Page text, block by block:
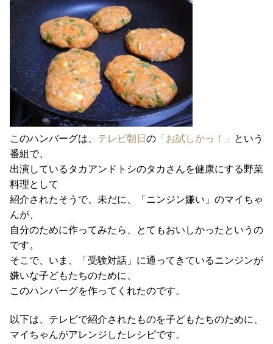
このハンバーグは、 テレビ朝日の 「お試しかっ！」 という
番組で、
出演しているタカアンドトシのタカさんを健康にする野菜
料理として
紹介されたそうで、未だに、「ニンジン嫌い」のマイちゃ
んが、
自分のために作ってみたら、とてもおいしかったというの
です。
そこで、いま、「受験対話」に通ってきているニンジンが
嫌いな子どもたちのために、
このハンバーグを作ってくれたのです。
以下は、テレビで紹介されたものを子どもたちのために、
マイちゃんがアレンジしたレシピです。